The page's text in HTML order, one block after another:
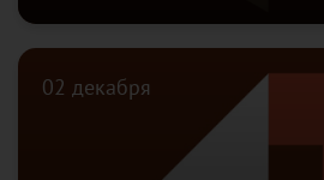
02 декабря